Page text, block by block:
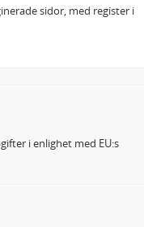
sidor, med register i
i enlighet med EU:s